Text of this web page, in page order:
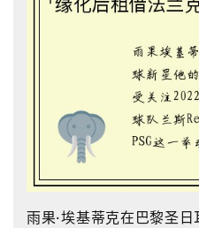
雨果·埃基蒂克在巴黎圣